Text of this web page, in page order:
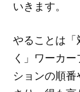
いきます。
やることは「
く」ワーカ
ションの順